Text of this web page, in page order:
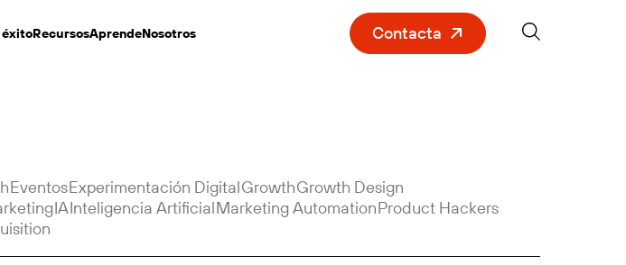
éxitoRecursosAprendeNosotros Contacta
EventosExperimentación DigitalGrowthGrowth Design
IAInteligencia ArtificialMarketing AutomationProduct Hackers